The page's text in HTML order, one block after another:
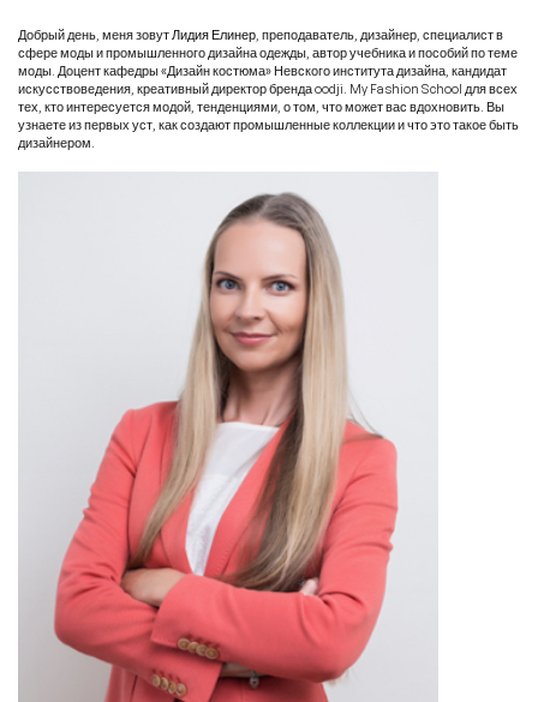
Добрый день, меня зовутЛидия Елинер, преподаватель, дизайнер, специалист в
сфере моды и промышленного дизайна одежды, автор учебника и пособий по теме
моды. Доцент кафедры «Дизайн костюма» Невского института дизайна, кандидат
искусствоведения, креативный директор бренда oodji. My Fashion School для всех
тех, кто интересуется модой, тенденциями, о том, что может вас вдохновить. Вы
узнаете из первых уст, как создают промышленные коллекции и что это такое быть
дизайнером.